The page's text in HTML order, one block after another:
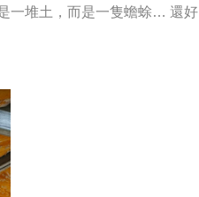
一堆土，而是一隻蟾蜍… 還好